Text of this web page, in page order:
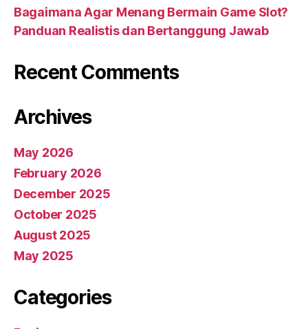
Bagaimana Agar Menang Bermain Game Slot?
Panduan Realistis dan Bertanggung Jawab
Recent Comments
Archives
May 2026
February 2026
December 2025
October 2025
August 2025
May 2025
Categories